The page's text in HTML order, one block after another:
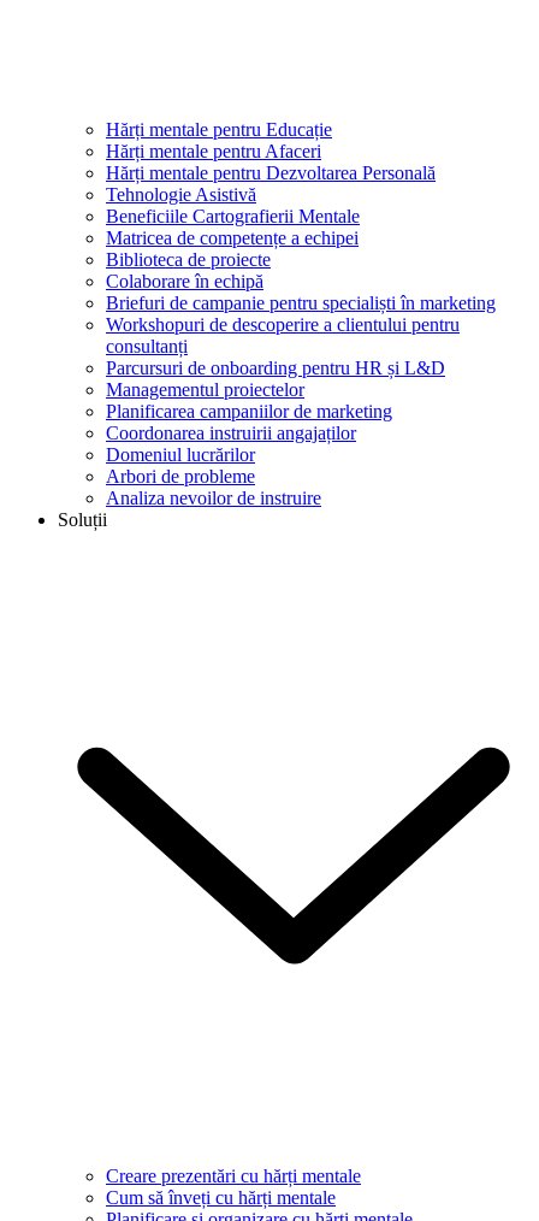
Hărți mentale pentru Educație
Hărți mentale pentru Afaceri
Hărți mentale pentru Dezvoltarea Personală
Tehnologie Asistivă
Beneficiile Cartografierii Mentale
Matricea de competențe a echipei
Biblioteca de proiecte
Colaborare în echipă
Briefuri de campanie pentru specialiști în marketing
Workshopuri de descoperire a clientului pentru
consultanți
Parcursuri de onboarding pentru HR și L&D
Managementul proiectelor
Planificarea campaniilor de marketing
Coordonarea instruirii angajaților
Domeniul lucrărilor
Arbori de probleme
Analiza nevoilor de instruire
Soluții
Creare prezentări cu hărți mentale
Cum să înveți cu hărți mentale